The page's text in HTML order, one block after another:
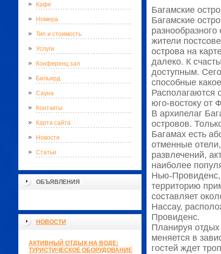
Кафе
Номера
Тип и стоимость
Услуги
Конференц зал
Бильярд
Сауна
Контакты
Карта сайта
Новости
Статьи
ОБЪЯВЛЕНИЯ
НОВОСТИ
АКТИВНЫЙ ОТДЫХ НА ВОДЕ:
ТУРИСТИЧЕСКОЕ ОБОРУДОВАНИЕ
Багамские
Багамские
жители
острова на
далеко. К
доступным.
способные
Располагаются
юго-востоку от
В архипелаг
островов.
Багамах есть
отменные
развлечений,
наиболее
Нью-Провиденс,
территорию
составляет
Нассау,
Провиденс.
Планируя отдых
меняется в
гостей ждет